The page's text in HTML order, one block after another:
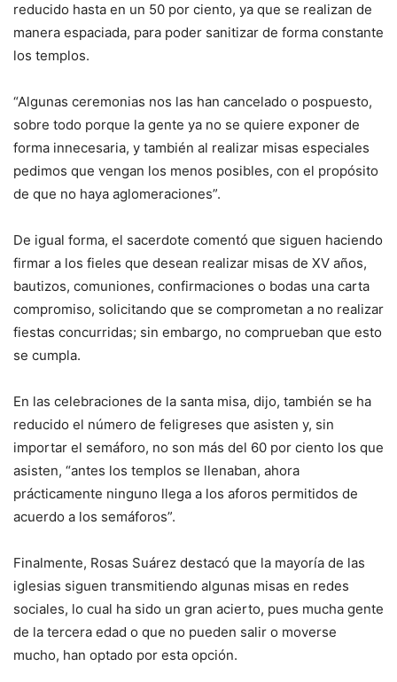
reducido hasta en un 50 por ciento, ya que se realizan de
manera espaciada, para poder sanitizar de forma constante
los templos.
“Algunas ceremonias nos las han cancelado o pospuesto,
sobre todo porque la gente ya no se quiere exponer de
forma innecesaria, y también al realizar misas especiales
pedimos que vengan los menos posibles, con el propósito
de que no haya aglomeraciones”.
De igual forma, el sacerdote comentó que siguen haciendo
firmar a los fieles que desean realizar misas de XV años,
bautizos, comuniones, confirmaciones o bodas una carta
compromiso, solicitando que se comprometan a no realizar
fiestas concurridas; sin embargo, no comprueban que esto
se cumpla.
En las celebraciones de la santa misa, dijo, también se ha
reducido el número de feligreses que asisten y, sin
importar el semáforo, no son más del 60 por ciento los que
asisten, “antes los templos se llenaban, ahora
prácticamente ninguno llega a los aforos permitidos de
acuerdo a los semáforos”.
Finalmente, Rosas Suárez destacó que la mayoría de las
iglesias siguen transmitiendo algunas misas en redes
sociales, lo cual ha sido un gran acierto, pues mucha gente
de la tercera edad o que no pueden salir o moverse
mucho, han optado por esta opción.